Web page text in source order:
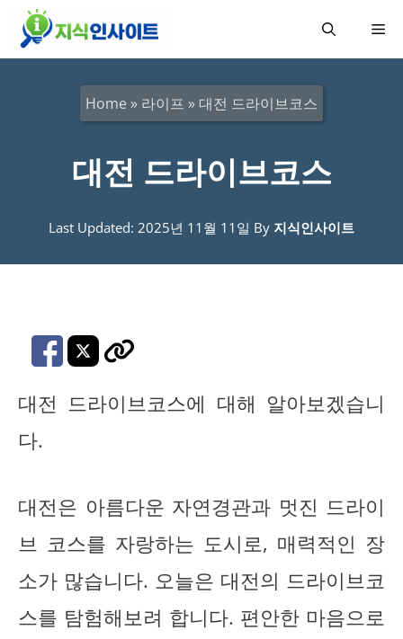
메
Home » 라이프 » 대전 드라이브코스
대전 드라이브코스
Last Updated: 2025년 11월 11일 By 지식인사이트
대전 드라이브코스에 대해 알아보겠습니
다.
대전은 아름다운 자연경관과 멋진 드라이
브 코스를 자랑하는 도시로, 매력적인 장
소가 많습니다. 오늘은 대전의 드라이브코
스를 탐험해보려 합니다. 편안한 마음으로